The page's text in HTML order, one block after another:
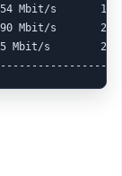
283.54
Mbit/s
41.05 Mbit/